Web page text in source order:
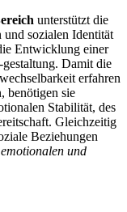
unterstützt die
sozialen Identität
Entwicklung einer
Damit die
erfahren
benötigen sie
Stabilität, des
Gleichzeitig
Beziehungen
und